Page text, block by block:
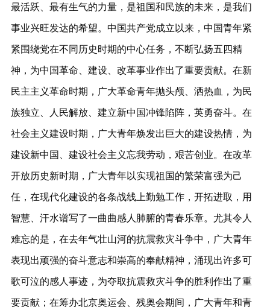
最活跃、最有生气的力量，是祖国和民族的未来，是我们
事业兴旺发达的希望。中国共产党成立以来，中国青年紧
紧围绕党在不同历史时期的中心任务，不断弘扬五四精
神，为中国革命、建设、改革事业作出了重要贡献。在新
民主主义革命时期，广大革命青年抛头颅、洒热血，为民
族独立、人民解放、建立新中国冲锋陷阵，英勇奋斗。在
社会主义建设时期，广大青年焕发出巨大的建设热情，为
建设新中国、建设社会主义忘我劳动，艰苦创业。在改革
开放历史新时期，广大青年以实现祖国的繁荣富强为己
任，在现代化建设的各条战线上勤勉工作，开拓进取，用
智慧、汗水谱写了一曲曲感人肺腑的青春乐章。尤其令人
难忘的是，在去年气壮山河的抗震救灾斗争中，广大青年
表现出顽强的奋斗意志和崇高的奉献精神，涌现出许多可
歌可泣的感人事迹，为夺取抗震救灾斗争的胜利作出了重
要贡献；在筹办北京奥运会、残奥会期间，广大青年和青